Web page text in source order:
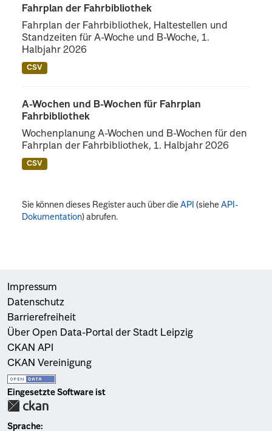
Fahrplan der Fahrbibliothek
Fahrplan der Fahrbibliothek, Haltestellen und
Standzeiten für A-Woche und B-Woche, 1.
Halbjahr 2026
CSV
A-Wochen und B-Wochen für Fahrplan
Fahrbibliothek
Wochenplanung A-Wochen und B-Wochen für den
Fahrplan der Fahrbibliothek, 1. Halbjahr 2026
CSV
Sie können dieses Register auch über dieAPI (sieheAPI-
Dokumentation) abrufen.
Impressum
Datenschutz
Barrierefreiheit
Über Open Data-Portal der Stadt Leipzig
CKAN API
CKAN Vereinigung
Eingesetzte Software ist
Sprache